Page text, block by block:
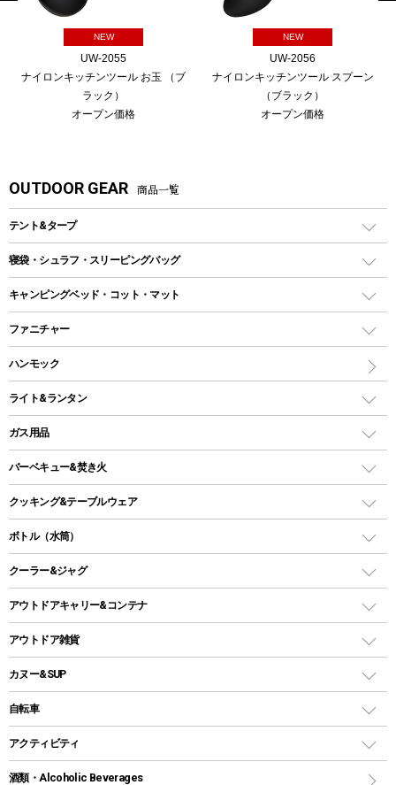
NEW
UW-2055
ナイロンキッチンツール お玉 （ブ
ラック）
オープン価格
NEW
UW-2056
ナイロンキッチンツール スプーン
（ブラック）
オープン価格
OUTDOOR GEAR 商品一覧
テント&タープ
テント
ツールームテント
ワンポールテント
シェルターテント
ロッジ型・オリジナルテント
タープ
スクエアタープ（レクタタープ）
メッシュタープ
自立式タープ
パラソル
テントアクセサリー
ペグ
グランドシート
ガイドロープ
ツール
寝袋・シュラフ・スリーピングバッグ
レクタングラー型（封筒型）シュラフ
インナーシュラフ
キャンピングベッド・コット・マット
キャンピングベッド・コット
インフレータブルマット
ファニチャー
アウトドアテーブル
レジャーシート
ハンモック
ライト&ランタン
LEDランタン
ガスランタン
オイルランタン
LEDライト
ヘッドライト
キャンドル
ガス用品
ガスバーナー
ガス缶
ガストーチ、ライター
バーベキュー&焚き火
バーベキューコンロ、グリル
焚き火台タイプ（ロースタイル）グリル
卓上タイプグリル
パーティータイプグリル
鉄板、アミ
焚き火台&ストーブ
火起こし
クッキング&テーブルウェア
ダッチオーブン
ホットサンドメーカー
クッカーセット
シェラカップ
クッキングツール
ナイフ
ボトル（水筒）
ステンレスボトル
コップ付きタイプ
ワンタッチタイプ
プラスチックボトル
ディズニーボトル
クーラー&ジャグ
クーラーボックス
クーラーバッグ
ウォータージャグ
保冷剤
アウトドアキャリー&コンテナ
アウトドアキャリー
アウトドア雑貨
バックパック&バッグ
リュック、バックパック
トートバッグ、サコッシュ
ショッピングキャリー
カヌー&SUP
インフレータブル
カヤック
自転車
折りたたみ自転車
スポーツサイクル
アクティビティ
マリン
酒類・Alcoholic Beverages